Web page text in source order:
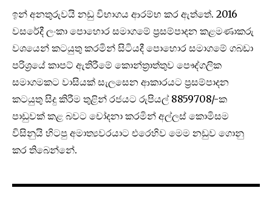
ඉන් අනතුරුවයි නඩු විභාගය ආරම්භ කර ඇත්තේ. 2016
වසරේදී ලංකා පොහොර සමාගමේ ප්‍රසම්පාදන කළමණාකරු
වශයෙන් කටයුතු කරමින් සිටියදී පොහොර සමාගමේ ගබඩා
පරිශ්‍රයේ කාපට් ඇතිරීමේ කොන්ත්‍රාත්තුව පෞද්ගලික
සමාගමකට වාසියක් සැලසෙන ආකාරයට ප්‍රසම්පාදන
කටයුතු සිදු කිරීම තුළින් රජයට රුපියල් 8859708/-ක
පාඩුවක් කළ බවට චෝදනා කරමින් අල්ලස් කොමිසම
විසිනුයි හිටපු අමාත්‍යවරයාට එරෙහිව මෙම නඩුව ගොනු
කර තිබෙන්නේ.